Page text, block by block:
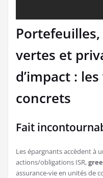
vertes et
d’impact :
concrets
Fait
Les épargnants accèdent à
actions/obligations ISR,
assurance-vie en unités de